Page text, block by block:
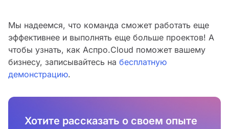
Мы надеемся, что команда сможет работать еще
эффективнее и выполнять еще больше проектов! А
чтобы узнать, как Аспро.Cloud поможет вашему
бизнесу, записывайтесь на бесплатную
демонстрацию.
Хотите рассказать о своем опыте